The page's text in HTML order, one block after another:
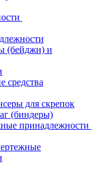
(бейджи) и
средства
для скрепок
(биндеры)
принадлежности